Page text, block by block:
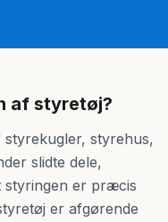
af styretøj?
styrehus,
slidte dele,
styringen er præcis
er afgørende